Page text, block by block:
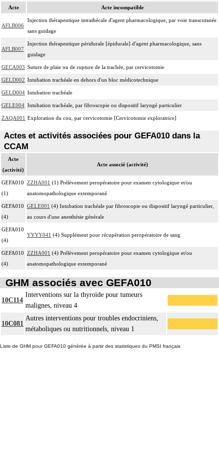
Acte Acte incompatible
AFLB006
Injection thérapeutique intrathécale d'agent pharmacologique, par voie transcutanée
sans guidage
AFLB007
Injection thérapeutique péridurale [épidurale] d'agent pharmacologique, sans
guidage
GECA003 Suture de plaie ou de rupture de la trachée, par cervicotomie
GELD002 Intubation trachéale en dehors d'un bloc médicotechnique
GELD004 Intubation trachéale
GELE004 Intubation trachéale, par fibroscopie ou dispositif laryngé particulier
ZAQA001 Exploration du cou, par cervicotomie [Cervicotomie exploratrice]
Actes et activités associées pour GEFA010 dans la
CCAM
Acte
(activité)
Acte associé (activité)
GEFA010
(1)
ZZHA001 (1) Prélèvement peropératoire pour examen cytologique et/ou
anatomopathologique extemporané
GEFA010
(4)
GELE001 (4) Intubation trachéale par fibroscopie ou dispositif laryngé particulier,
au cours d'une anesthésie générale
GEFA010
(4)
YYYY041 (4) Supplément pour récupération peropératoire de sang
GEFA010
(4)
ZZHA001 (4) Prélèvement peropératoire pour examen cytologique et/ou
anatomopathologique extemporané
GHM associés avec GEFA010
10C114
Interventions sur la thyroïde pour tumeurs
malignes, niveau 4
10C081
Autres interventions pour troubles endocriniens,
métaboliques ou nutritionnels, niveau 1
Liste de GHM pour GEFA010 générée à partir des statistiques du PMSI français